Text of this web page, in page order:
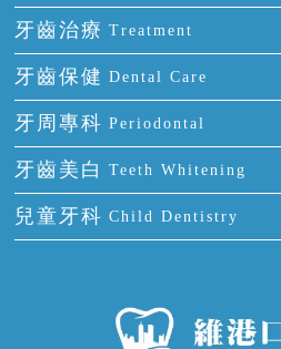
門牙缺失
多顆牙缺失
半口缺失
全口缺失
前牙反頜
牙齒擁擠
牙齒前突
牙齒稀疏
全瓷牙
烤瓷牙
氟斑牙
四環素牙
活動假牙
牙貼面
牙齒治療 Treatment
補牙
智齒
根管治療
拔牙
牙痛
牙齒保健 Dental Care
正確刷牙
全國愛牙日
預防牙病
牙科通識
牙周專科 Periodontal
牙周炎
牙齦出血
牙齦炎
牙齒美白 Teeth Whitening
冷光美白
兒童牙科 Child Dentistry